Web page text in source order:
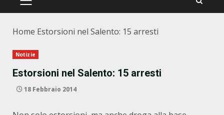
PRIMÄRES
Home Estorsioni nel Salento: 15 arresti
Notizie
Estorsioni nel Salento: 15 arresti
18 Febbraio 2014